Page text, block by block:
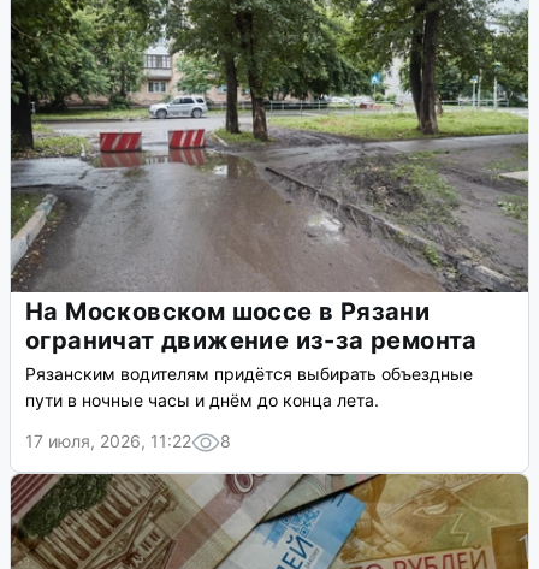
На Московском шоссе в Рязани
ограничат движение из-за ремонта
Рязанским водителям придётся выбирать объездные
пути в ночные часы и днём до конца лета.
17 июля, 2026, 11:22
8